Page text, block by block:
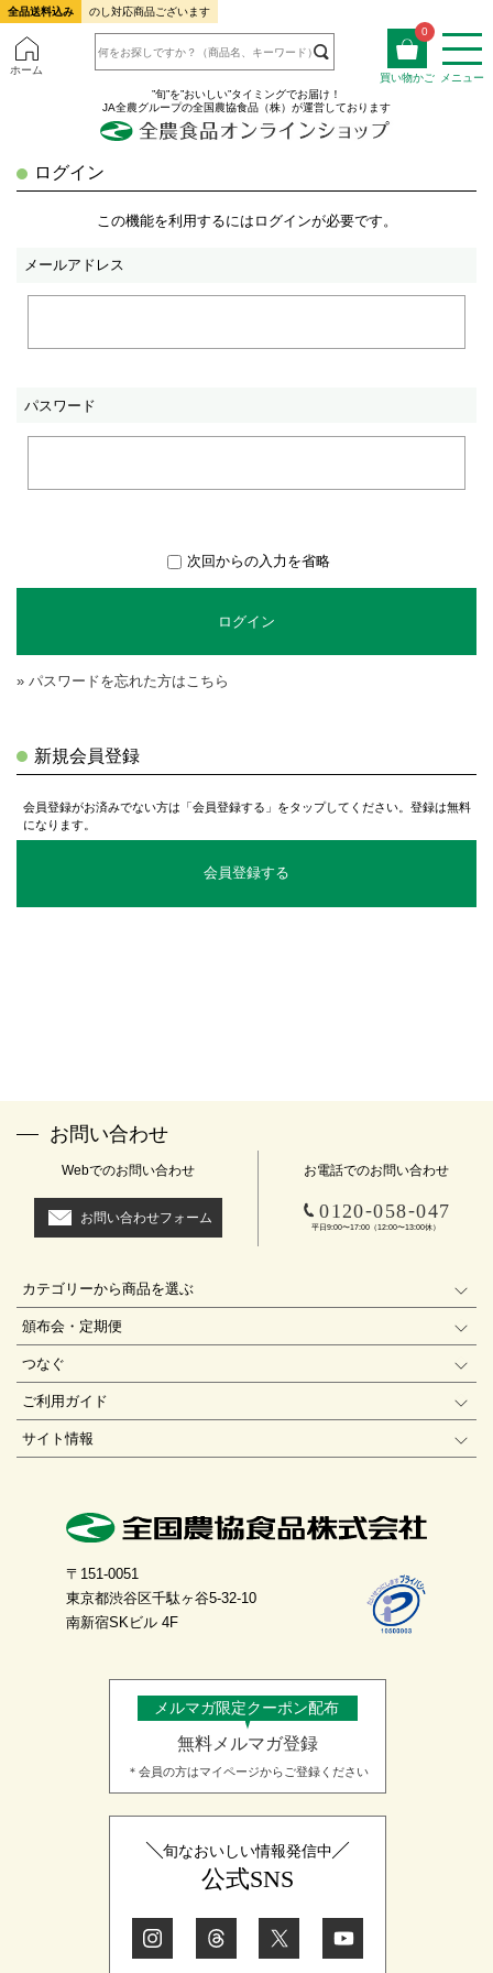
全品送料込み のし対応商品ございます
ホーム
0
買い物かご
メニュー
”旬”を”おいしい”タイミングでお届け！
JA全農グループの全国農協食品（株）が運営しております
ログイン
この機能を利用するにはログインが必要です。
メールアドレス
パスワード
次回からの入力を省略
ログイン
» パスワードを忘れた方はこちら
新規会員登録
会員登録がお済みでない方は「会員登録する」をタップしてください。登録は無料
になります。
会員登録する
お問い合わせ
Webでのお問い合わせ
お問い合わせフォーム
お電話でのお問い合わせ
0120-058-047
平日9:00〜17:00（12:00〜13:00休）
カテゴリーから商品を選ぶ
頒布会・定期便
つなぐ
ご利用ガイド
サイト情報
〒151-0051
東京都渋谷区千駄ヶ谷5-32-10
南新宿SKビル 4F
メルマガ限定クーポン配布
無料メルマガ登録
＊会員の方はマイページからご登録ください
旬なおいしい情報発信中
公式SNS